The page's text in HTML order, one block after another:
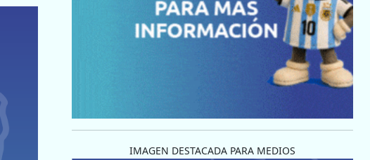
IMAGEN DESTACADA PARA MEDIOS